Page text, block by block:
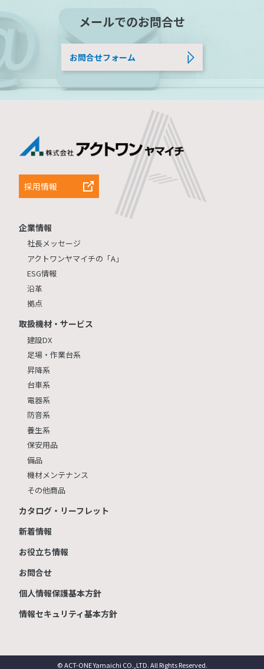
メールでのお問合せ
お問合せフォーム
採用情報
企業情報
社長メッセージ
アクトワンヤマイチの「A」
ESG情報
沿革
拠点
取扱機材・サービス
建設DX
足場・作業台系
昇降系
台車系
電器系
防音系
養生系
保安用品
備品
機材メンテナンス
その他商品
カタログ・リーフレット
新着情報
お役立ち情報
お問合せ
個人情報保護基本方針
情報セキュリティ基本方針
© ACT-ONE Yamaichi CO.,LTD. All Rights Reserved.